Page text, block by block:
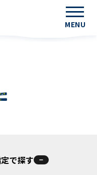
MENU
で探す